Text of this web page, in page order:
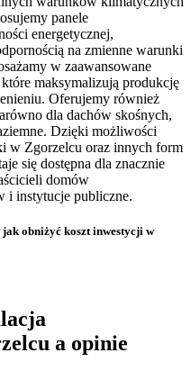
panele
energetycznej,
na zmienne warunki
w zaawansowane
maksymalizują produkcję
Oferujemy również
dla dachów skośnych,
Dzięki możliwości
w Zgorzelcu oraz innych form
się dostępna dla znacznie
domów
i instytucje publiczne.
jak obniżyć koszt inwestycji w
a opinie